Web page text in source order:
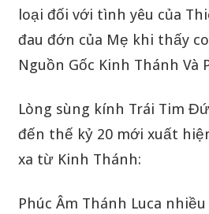
loại đối với tình yêu của
đau đớn của Mẹ khi thấy
Nguồn Gốc Kinh Thánh Và
Lòng sùng kính Trái Tim
đến thế kỷ 20 mới xuất
xa từ Kinh Thánh:
Phúc Âm Thánh Luca